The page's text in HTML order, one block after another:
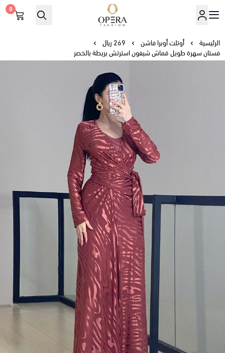
أوبرا فاشن
0
الرئيسية أوتلت أوبرا فاشن
269 ريال
فستان سهرة طويل قماش شيفون استرتش بريطة بالخصر